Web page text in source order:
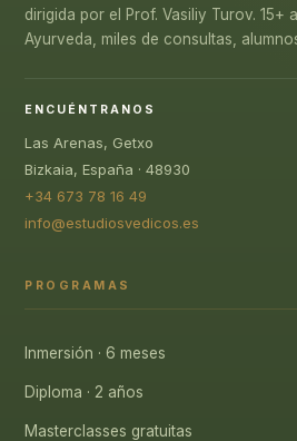
dirigida por el Prof. Vasiliy Turov. 15+
Ayurveda, miles de consultas,
ENCUÉNTRANOS
Las Arenas, Getxo
Bizkaia, España · 48930
+34 673 78 16 49
info@estudiosvedicos.es
PROGRAMAS
Inmersión · 6 meses
Diploma · 2 años
Masterclasses gratuitas